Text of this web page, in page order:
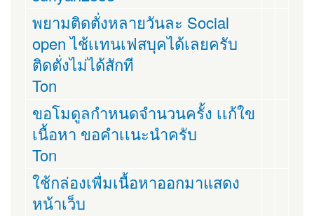
พยามติดตั่งหลายวันละ Social
open ไช้เเทนเฟสบุคได้เลยครับ
ติดตั่งไม่ได้สักที
Ton
ขอโมดูลกำหนดจำนวนครั้ง เเก้ใข
เนื้อหา ขอคำเเนะนำครับ
Ton
ใช้กล่องเพื่มเนื้อหาออกมาแสดง
หน้าเว็บ